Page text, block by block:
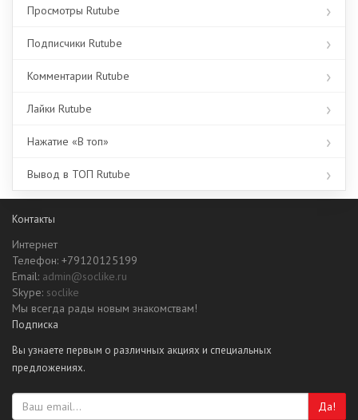
Просмотры Rutube
Подписчики Rutube
Комментарии Rutube
Лайки Rutube
Нажатие «В топ»
Вывод в ТОП Rutube
Контакты
Интернет
Телефон: +79120125199
Email: admin@soclike.ru
Skype: soclike
Мы всегда рады новым знакомствам!
Подписка
Вы узнаете первым о различных акциях и специальных
предложениях.
Да!